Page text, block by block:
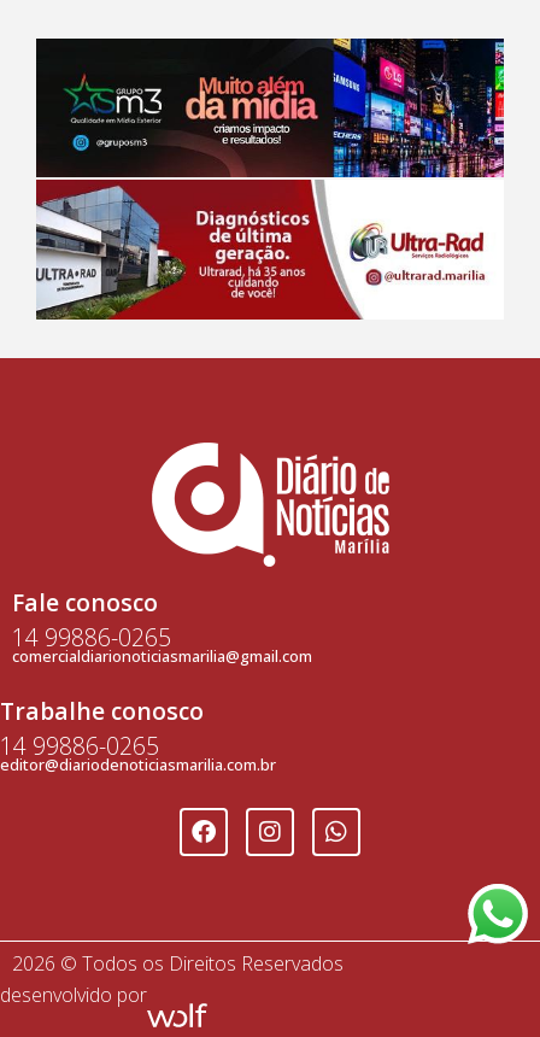
Fale conosco
14 99886-0265
comercialdiarionoticiasmarilia@gmail.com
Trabalhe conosco
14 99886-0265
editor@diariodenoticiasmarilia.com.br
2026 © Todos os Direitos Reservados
desenvolvido por